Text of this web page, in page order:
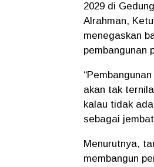
2029 di
Alrahman,
menegaskan
pembangunan
akan tak
kalau tidak
sebagai
Menurutnya,
membangun